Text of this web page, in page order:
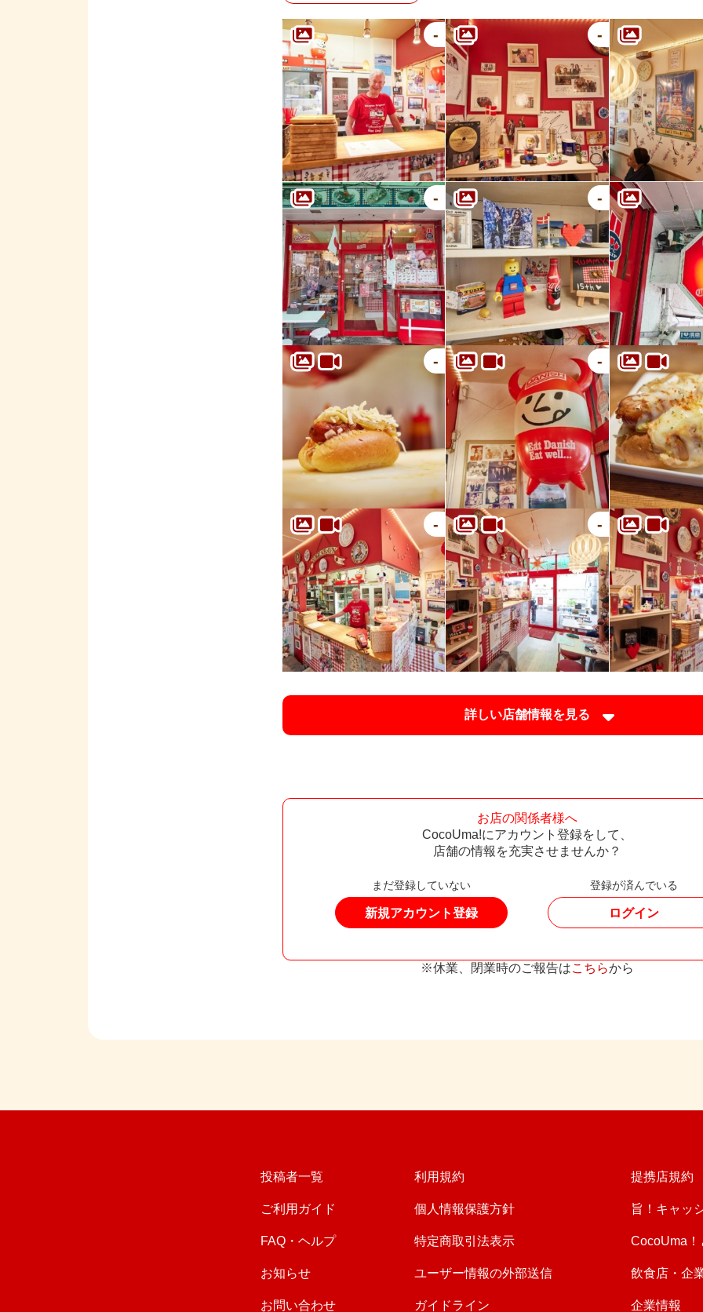
- -
- -
- -
- -
詳しい店舗情報を見る
お店の関係者様へ
CocoUma!にアカウント登録をして、
店舗の情報を充実させませんか？
まだ登録していない
新規アカウント登録
登録が済んでいる
ログイン
※休業、閉業時のご報告はこちらから
投稿者一覧
ご利用ガイド
FAQ・ヘルプ
お知らせ
お問い合わせ
利用規約
個人情報保護方針
特定商取引法表示
ユーザー情報の外部送信
ガイドライン
提携店規約
旨！キャッ
CocoUma！
飲食店・企
企業情報